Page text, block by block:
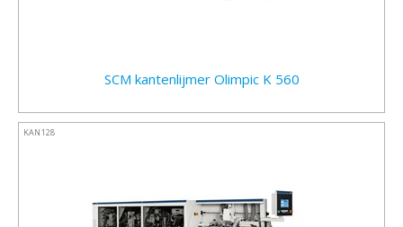
SCM kantenlijmer Olimpic K 560
KAN128